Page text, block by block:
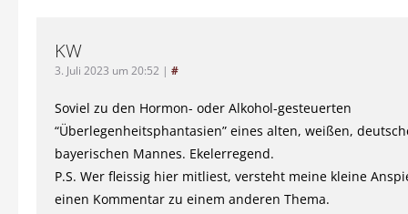
KW
3. Juli 2023 um 20:52 | #
Soviel zu den Hormon- oder Alkohol-gesteuerten
“Überlegenheitsphantasien” eines alten, weißen,
bayerischen Mannes. Ekelerregend.
P.S. Wer fleissig hier mitliest, versteht meine kleine
einen Kommentar zu einem anderen Thema.